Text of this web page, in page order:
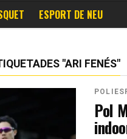
ESPORT DE NEU
"ARI FENÉS"
Pol